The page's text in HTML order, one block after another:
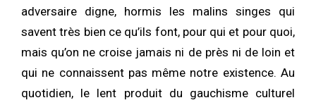
adversaire digne, hormis les malins singes qui
savent très bien ce qu’ils font, pour qui et pour quoi,
mais qu’on ne croise jamais ni de près ni de loin et
qui ne connaissent pas même notre existence. Au
quotidien, le lent produit du gauchisme culturel